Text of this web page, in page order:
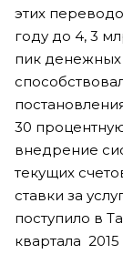
этих
году до 4, 3
пик
30
внедрение
текущих
ставки за
поступило в
квартала